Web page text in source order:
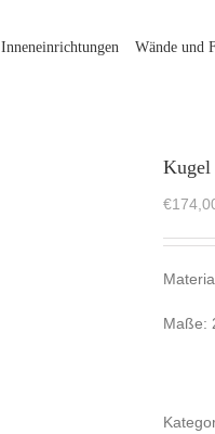
Inneneinrichtungen Wände und
Kugel
€
Maße: